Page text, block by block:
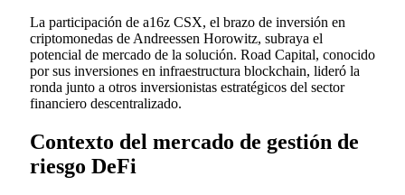
La participación de a16z CSX, el brazo de inversión en
criptomonedas de Andreessen Horowitz, subraya el
potencial de mercado de la solución. Road Capital, conocido
por sus inversiones en infraestructura blockchain, lideró la
ronda junto a otros inversionistas estratégicos del sector
financiero descentralizado.
Contexto del mercado de gestión de
riesgo DeFi